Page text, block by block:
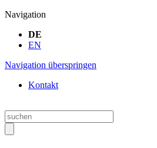
Navigation
DE
EN
Navigation überspringen
Kontakt